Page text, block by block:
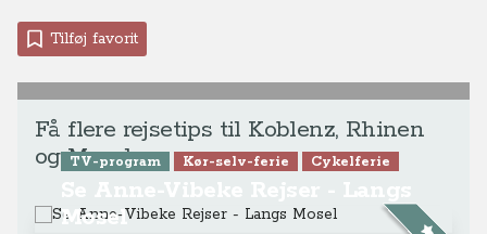
Tilføj favorit
Få flere rejsetips til Koblenz, Rhinen
og Mosel
TV-program Kør-selv-ferie Cykelferie
Mosel